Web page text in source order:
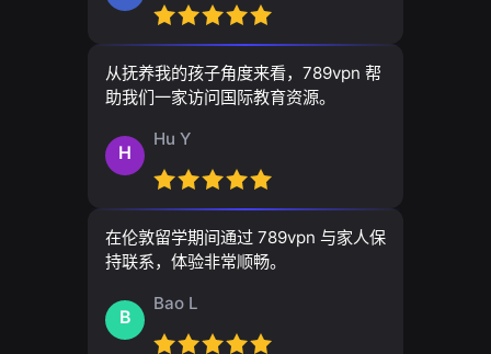
从抚养我的孩子角度来看，789vpn 帮
助我们一家访问国际教育资源。
H
Hu Y
在伦敦留学期间通过 789vpn 与家人保
持联系，体验非常顺畅。
B
Bao L